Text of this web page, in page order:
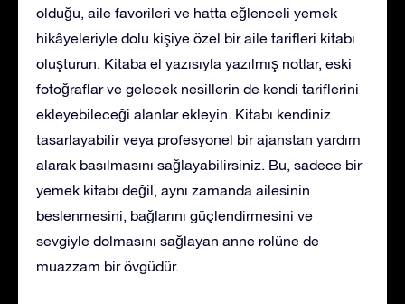
olduğu, aile favorileri ve hatta eğlenceli yemek
hikâyeleriyle dolu kişiye özel bir aile tarifleri kitabı
oluşturun. Kitaba el yazısıyla yazılmış notlar, eski
fotoğraflar ve gelecek nesillerin de kendi tariflerini
ekleyebileceği alanlar ekleyin. Kitabı kendiniz
tasarlayabilir veya profesyonel bir ajanstan yardım
alarak basılmasını sağlayabilirsiniz. Bu, sadece bir
yemek kitabı değil, aynı zamanda ailesinin
beslenmesini, bağlarını güçlendirmesini ve
sevgiyle dolmasını sağlayan anne rolüne de
muazzam bir övgüdür.